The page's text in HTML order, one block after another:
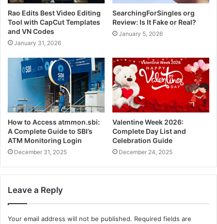
Rao Edits Best Video Editing
Tool with CapCut Templates
and VN Codes
January 31, 2026
SearchingForSingles org
Review: Is It Fake or Real?
January 5, 2026
How to Access atmmon.sbi:
A Complete Guide to SBI’s
ATM Monitoring Login
December 31, 2025
Valentine Week 2026:
Complete Day List and
Celebration Guide
December 24, 2025
Leave a Reply
Your email address will not be published. Required fields are